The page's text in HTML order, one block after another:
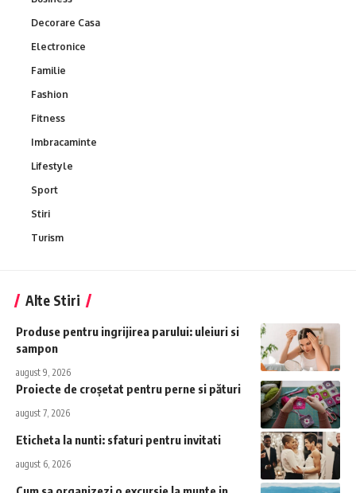
Decorare Casa
Electronice
Familie
Fashion
Fitness
Imbracaminte
Lifestyle
Sport
Stiri
Turism
Alte Stiri
Produse pentru ingrijirea parului: uleiuri si
sampon
august 9, 2026
Proiecte de croșetat pentru perne si pături
august 7, 2026
Eticheta la nunti: sfaturi pentru invitati
august 6, 2026